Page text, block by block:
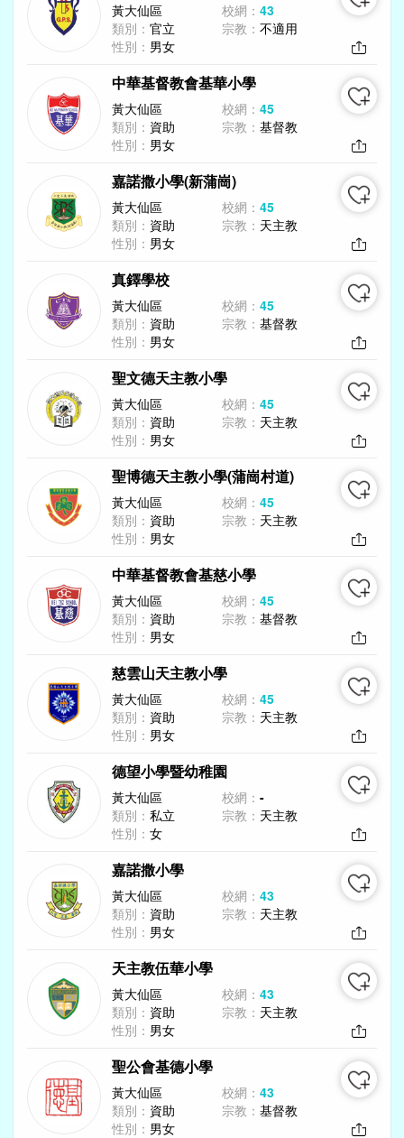
黃大仙區 校網： 43
類別： 官立 宗教： 不適用
性別： 男女
中華基督教會基華小學
黃大仙區 校網： 45
類別： 資助 宗教： 基督教
性別： 男女
嘉諾撒小學(新蒲崗)
黃大仙區 校網： 45
類別： 資助 宗教： 天主教
性別： 男女
真鐸學校
黃大仙區 校網： 45
類別： 資助 宗教： 基督教
性別： 男女
聖文德天主教小學
黃大仙區 校網： 45
類別： 資助 宗教： 天主教
性別： 男女
聖博德天主教小學(蒲崗村道)
黃大仙區 校網： 45
類別： 資助 宗教： 天主教
性別： 男女
中華基督教會基慈小學
黃大仙區 校網： 45
類別： 資助 宗教： 基督教
性別： 男女
慈雲山天主教小學
黃大仙區 校網： 45
類別： 資助 宗教： 天主教
性別： 男女
德望小學暨幼稚園
黃大仙區 校網： -
類別： 私立 宗教： 天主教
性別： 女
嘉諾撒小學
黃大仙區 校網： 43
類別： 資助 宗教： 天主教
性別： 男女
天主教伍華小學
黃大仙區 校網： 43
類別： 資助 宗教： 天主教
性別： 男女
聖公會基德小學
黃大仙區 校網： 43
類別： 資助 宗教： 基督教
性別： 男女